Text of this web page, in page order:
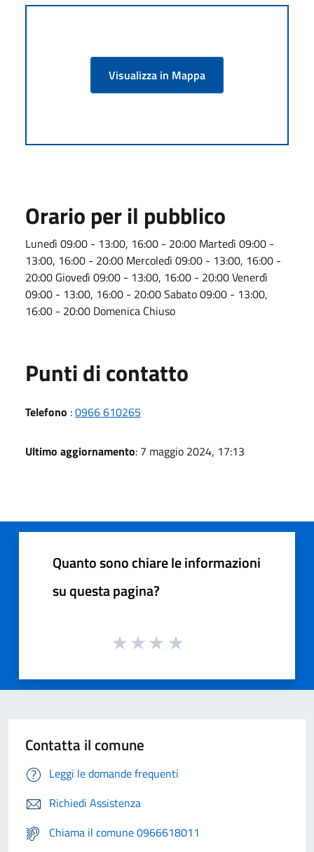
Visualizza in Mappa
Orario per il pubblico
Lunedì 09:00 - 13:00, 16:00 - 20:00 Martedì 09:00 -
13:00, 16:00 - 20:00 Mercoledì 09:00 - 13:00, 16:00 -
20:00 Giovedì 09:00 - 13:00, 16:00 - 20:00 Venerdì
09:00 - 13:00, 16:00 - 20:00 Sabato 09:00 - 13:00,
16:00 - 20:00 Domenica Chiuso
Punti di contatto
Telefono :0966 610265
Ultimo aggiornamento: 7 maggio 2024, 17:13
Quanto sono chiare le informazioni
su questa pagina?
Contatta il comune
Leggi le domande frequenti
Richiedi Assistenza
Chiama il comune 0966618011